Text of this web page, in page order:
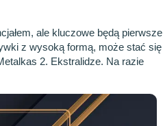
ale kluczowe będą pierwsze
z wysoką formą, może stać się
2. Ekstralidze. Na razie